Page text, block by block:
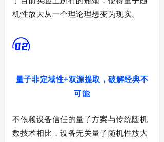
机性放大从一个理论理想变为现实。
量子非定域性+双源提取，破解经典不
可能
不依赖设备信任的量子方案与传统随机
数技术相比，设备无关量子随机性放大